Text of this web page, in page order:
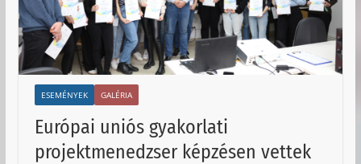
ESEMÉNYEK GALÉRIA
Európai uniós gyakorlati
projektmenedzser képzésen vettek